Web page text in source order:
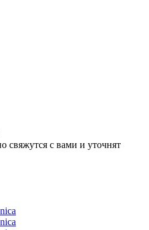
свяжутся с вами и уточнят